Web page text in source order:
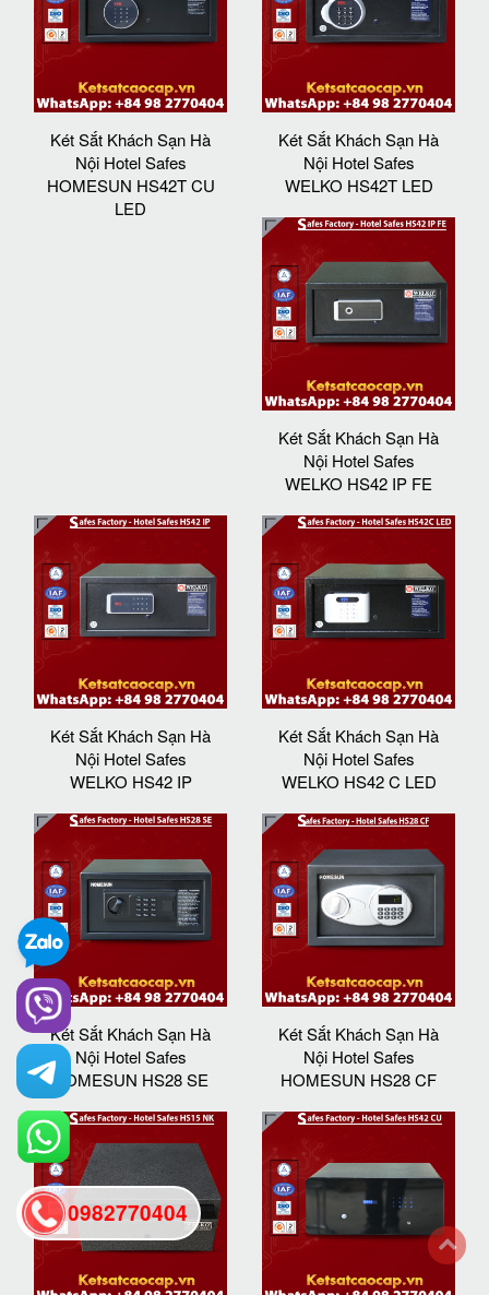
Két Sắt Khách Sạn Hà
Nội Hotel Safes
HOMESUN HS42T CU
LED
Két Sắt Khách Sạn Hà
Nội Hotel Safes
WELKO HS42T LED
Két Sắt Khách Sạn Hà
Nội Hotel Safes
WELKO HS42 IP FE
Két Sắt Khách Sạn Hà
Nội Hotel Safes
WELKO HS42 IP
Két Sắt Khách Sạn Hà
Nội Hotel Safes
WELKO HS42 C LED
Két Sắt Khách Sạn Hà
Nội Hotel Safes
HOMESUN HS28 SE
Két Sắt Khách Sạn Hà
Nội Hotel Safes
HOMESUN HS28 CF
0982770404